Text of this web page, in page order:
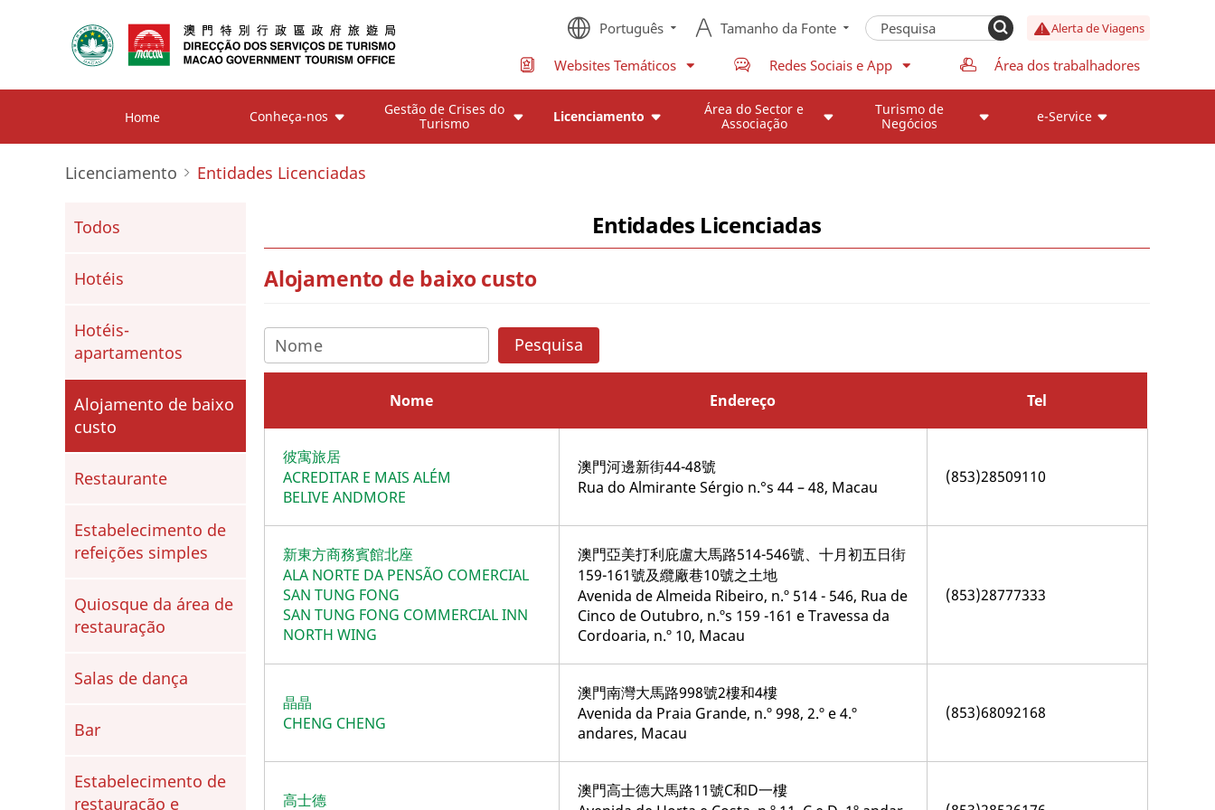
Português Tamanho da Fonte Alerta de Viagens
Websites Temáticos Redes Sociais e App Área dos trabalhadores
Home Conheça-nos
Gestão de Crises do
Turismo
Licenciamento
Área do Sector e
Associação
Turismo de
Negócios
e-Service
Licenciamento Entidades Licenciadas
Todos
Hotéis
Hotéis-
apartamentos
Alojamento de baixo
custo
Restaurante
Estabelecimento de
refeições simples
Quiosque da área de
restauração
Salas de dança
Bar
Estabelecimento de
restauração e
Entidades Licenciadas
Alojamento de baixo custo
Pesquisa
Nome Endereço Tel
彼寓旅居
ACREDITAR E MAIS ALÉM
BELIVE ANDMORE
澳門河邊新街44-48號
Rua do Almirante Sérgio n.°s 44 – 48, Macau
(853)28509110
新東方商務賓館北座
ALA NORTE DA PENSÃO COMERCIAL
SAN TUNG FONG
SAN TUNG FONG COMMERCIAL INN
NORTH WING
澳門亞美打利庇盧大馬路514-546號、十月初五日街
159-161號及纜廠巷10號之土地
Avenida de Almeida Ribeiro, n.º 514 - 546, Rua de
Cinco de Outubro, n.ºs 159 -161 e Travessa da
Cordoaria, n.º 10, Macau
(853)28777333
晶晶
CHENG CHENG
澳門南灣大馬路998號2樓和4樓
Avenida da Praia Grande, n.º 998, 2.º e 4.º
andares, Macau
(853)68092168
高士德
澳門高士德大馬路11號C和D一樓